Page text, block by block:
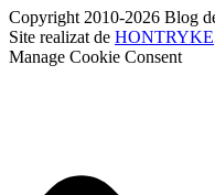
Copyright 2010-2026 Blog
Site realizat de HONTRYKE
Manage Cookie Consent